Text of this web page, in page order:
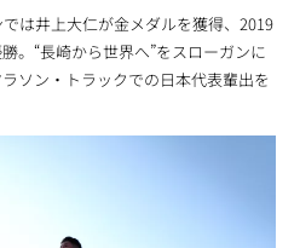
は井上大仁が金メダルを獲得、2019
。“長崎から世界へ”をスローガンに
ソン・トラックでの日本代表輩出を